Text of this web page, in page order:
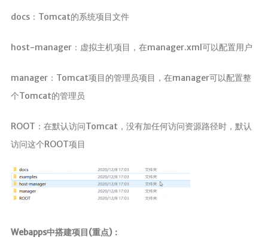
docs：Tomcat的系统项目文件
host-manager：虚拟主机项目，在manager.xml可以配置用户
manager：Tomcat项目的管理员项目，在manager可以配置整
个Tomcat的管理员
ROOT：在默认访问Tomcat，没有加任何访问资源路径时，默认
访问这个ROOT项目
Webapps中搭建项目(重点)：